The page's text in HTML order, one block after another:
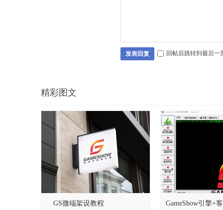
发表回复 回帖后跳转到最后一
精彩图文
GS微端架设教程 GameShow引擎+